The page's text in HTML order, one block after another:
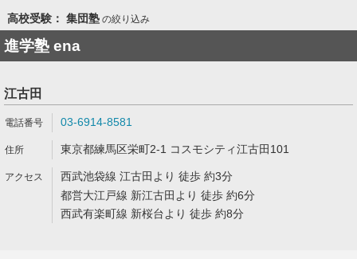
高校受験： 集団塾の絞り込み
進学塾 ena
江古田
03-6914-8581
東京都練馬区栄町2-1 コスモシティ江古田101
西武池袋線 江古田より 徒歩 約3分
都営大江戸線 新江古田より 徒歩 約6分
西武有楽町線 新桜台より 徒歩 約8分